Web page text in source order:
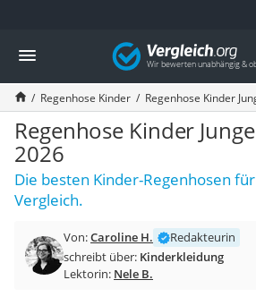
Die beliebtesten Vergleiche nach Kategorie
Kind & Baby
Babyphone mit 2 Kameras
Walkie-Talkie Kinder
Kindermatratzen
Babywippe
Rollschuhe für Kinder
Tischkicker
Laufrad
Babyschlafsack
Kinderuhr
Vergleich
Regenhose Kinder Regenhose Kinder
Regenhose Kinder
2026
Die besten Kinder-Regenhosen
Vergleich.
Von:Caroline H.
Redakteurin
schreibt über: Kinderkleidung
Lektorin: Nele B.